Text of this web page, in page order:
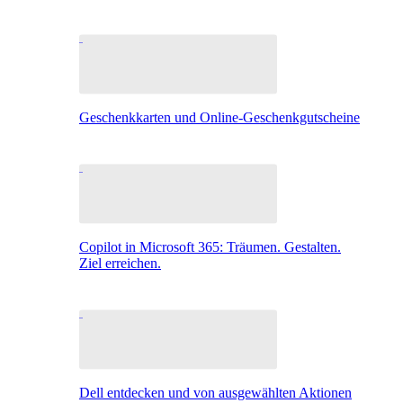
Geschenkkarten und Online-Geschenkgutscheine
Copilot in Microsoft 365: Träumen. Gestalten.
Ziel erreichen.
Dell entdecken und von ausgewählten Aktionen